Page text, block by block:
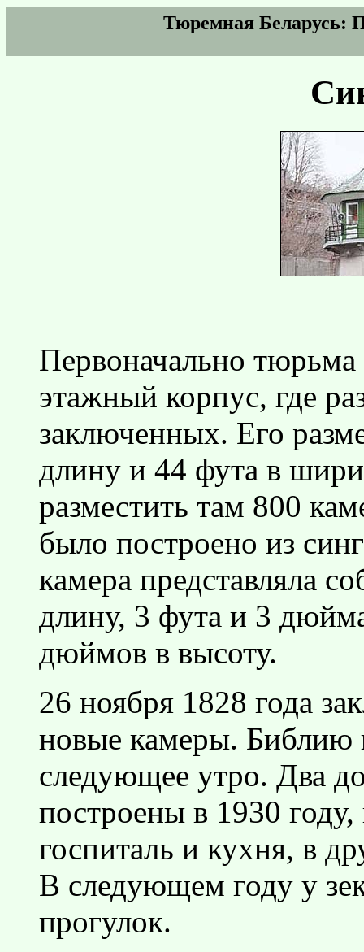
Тюремная Беларусь:
Первоначально тюрьма
этажный корпус, где
заключенных. Его
длину и 44 фута в
разместить там 800
было построено из
камера представляла
длину, 3 фута и 3
дюймов в высоту.
26 ноября 1828 года
новые камеры. Библию
следующее утро. Два
построены в 1930
госпиталь и кухня, в
В следующем году у
прогулок.